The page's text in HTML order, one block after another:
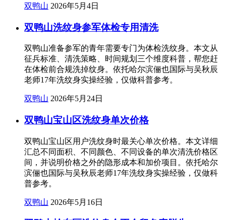
双鸭山 2026年5月4日
双鸭山洗纹身参军体检专用清洗
双鸭山准备参军的青年需要专门为体检洗纹身。本文从
征兵标准、清洗策略、时间规划三个维度科普，帮您赶
在体检前合规洗掉纹身。依托哈尔滨俪也国际与吴秋辰
老师17年洗纹身实操经验，仅做科普参考。
双鸭山 2026年5月24日
双鸭山宝山区洗纹身单次价格
双鸭山宝山区用户洗纹身时最关心单次价格。本文详细
汇总不同面积、不同颜色、不同设备的单次清洗价格区
间，并说明价格之外的隐形成本和加价项目。依托哈尔
滨俪也国际与吴秋辰老师17年洗纹身实操经验，仅做科
普参考。
双鸭山 2026年5月16日